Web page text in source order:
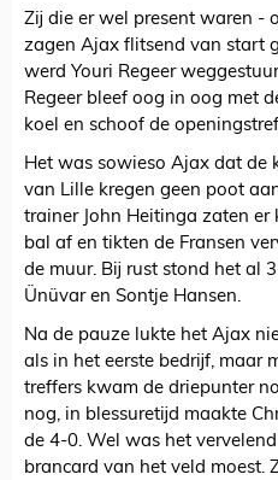
Zij die er wel present waren -
zagen Ajax flitsend van start
werd Youri Regeer
Regeer bleef oog in oog met
koel en schoof de
Het was sowieso Ajax dat de
van Lille kregen geen poot
trainer John Heitinga zaten
bal af en tikten de Fransen
de muur. Bij rust stond het al
Ünüvar en Sontje Hansen.
Na de pauze lukte het Ajax
als in het eerste bedrijf, maar
treffers kwam de driepunter
nog, in blessuretijd maakte
de 4-0. Wel was het
brancard van het veld moest.